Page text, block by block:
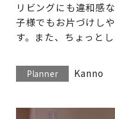
リビングにも違和感
子様でもお片づけし
す。また、ちょっと
Planner Kanno